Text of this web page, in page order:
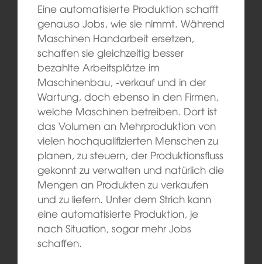
Eine automatisierte Produktion schafft
genauso Jobs, wie sie nimmt. Während
Maschinen Handarbeit ersetzen,
schaffen sie gleichzeitig besser
bezahlte Arbeitsplätze im
Maschinenbau, -verkauf und in der
Wartung, doch ebenso in den Firmen,
welche Maschinen betreiben. Dort ist
das Volumen an Mehrproduktion von
vielen hochqualifizierten Menschen zu
planen, zu steuern, der Produktionsfluss
gekonnt zu verwalten und natürlich die
Mengen an Produkten zu verkaufen
und zu liefern. Unter dem Strich kann
eine automatisierte Produktion, je
nach Situation, sogar mehr Jobs
schaffen.